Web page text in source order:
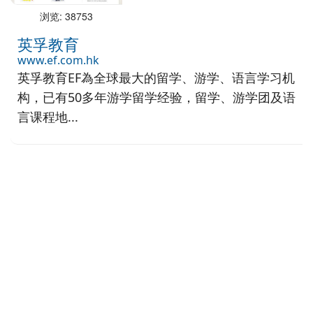
浏览: 38753
英孚教育
www.ef.com.hk
英孚教育EF為全球最大的留学、游学、语言学习机
构，已有50多年游学留学经验，留学、游学团及语
言课程地...